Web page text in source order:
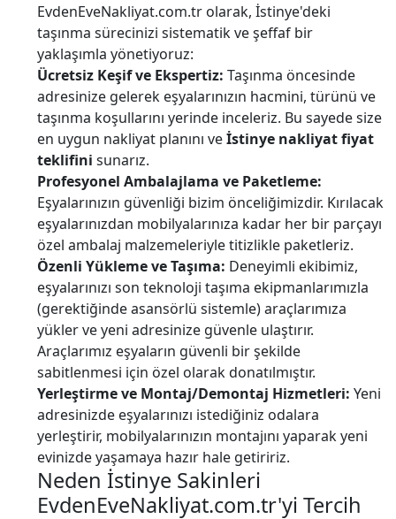
EvdenEveNakliyat.com.tr olarak, İstinye'deki
taşınma sürecinizi sistematik ve şeffaf bir
yaklaşımla yönetiyoruz:
Ücretsiz Keşif ve Ekspertiz: Taşınma öncesinde
adresinize gelerek eşyalarınızın hacmini, türünü ve
taşınma koşullarını yerinde inceleriz. Bu sayede size
en uygun nakliyat planını veİstinye nakliyat fiyat
teklifini sunarız.
Profesyonel Ambalajlama ve Paketleme:
Eşyalarınızın güvenliği bizim önceliğimizdir. Kırılacak
eşyalarınızdan mobilyalarınıza kadar her bir parçayı
özel ambalaj malzemeleriyle titizlikle paketleriz.
Özenli Yükleme ve Taşıma: Deneyimli ekibimiz,
eşyalarınızı son teknoloji taşıma ekipmanlarımızla
(gerektiğinde asansörlü sistemle) araçlarımıza
yükler ve yeni adresinize güvenle ulaştırır.
Araçlarımız eşyaların güvenli bir şekilde
sabitlenmesi için özel olarak donatılmıştır.
Yerleştirme ve Montaj/Demontaj Hizmetleri: Yeni
adresinizde eşyalarınızı istediğiniz odalara
yerleştirir, mobilyalarınızın montajını yaparak yeni
evinizde yaşamaya hazır hale getiririz.
Neden İstinye Sakinleri
EvdenEveNakliyat.com.tr'yi Tercih